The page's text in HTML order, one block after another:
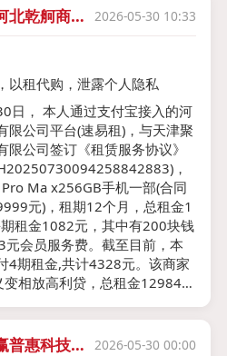
元真实年化约35.1% 借款10
月供1004.47元真实年化约34.
息放贷本人有正常还款意愿但
以上的违规利息 现要求按年化
核算全部欠款减免超出法定上
利息停止违规催收协商合理还
留全部借款合同还款明细利率
北乾舸商贸
2026-05-30 10:33
以租代购，泄露个人隐私
付宝接入的河
限公司平台(速易租)，与天津聚
限公司签订《租赁服务协议》
，
Ma x256GB手机一部(合同
元)，租期12个月，总租金1
租金1082元，其中有200块钱
元会员服务费。截至目前，本
4期租金,共计4328元。该商家
变相放高利贷，总租金12984元
泄露我的信息等等
普惠科技有
2026-05-30 00:00